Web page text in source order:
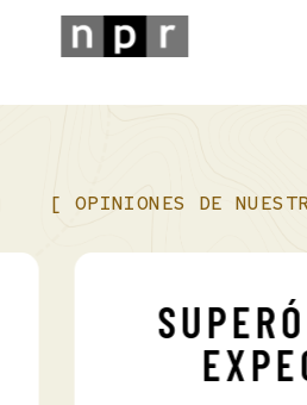
viajas en la parte delantera con el
cerrado es obligatorio, y
[ OPINIONES DE